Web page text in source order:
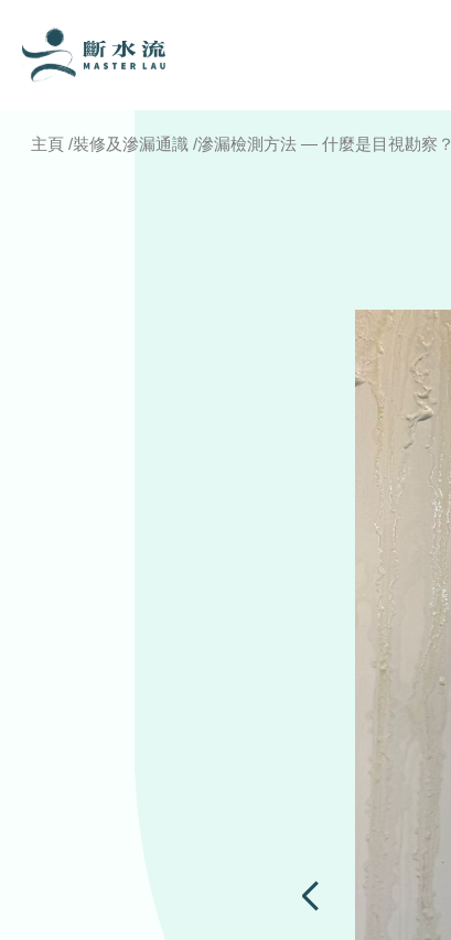
主頁 /裝修及滲漏通識 /滲漏檢測方法 — 什麼是目視勘察？